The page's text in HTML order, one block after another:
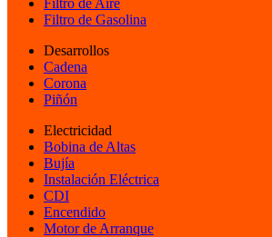
Filtro de Gasolina
Desarrollos
Cadena
Corona
Piñón
Electricidad
Bobina de Altas
Bujía
Instalación Eléctrica
CDI
Encendido
Motor de Arranque